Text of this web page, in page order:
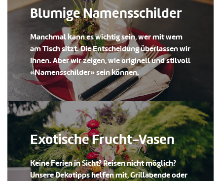
Blumige Namensschilder
Manchmal kann es wichtig sein, wer mit wem
am Tisch sitzt. Die Entscheidung überlassen wir
Ihnen. Aber wir zeigen, wie originell und stilvoll
«Namensschilder» sein können.
Exotische Frucht-Vasen
Keine Ferien in Sicht? Reisen nicht möglich?
Unsere Dekotipps helfen mit, Grillabende oder